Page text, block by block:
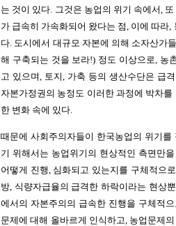
는 것이 있다. 그것은 농업의 위기 속에서,
가 급속히 가속화되어 왔다는 점, 이에 따라
다. 도시에서 대규모 자본에 의해 소자산가
해 구축되는 것을 보라!) 정도 이상으로, 농
고 있으며, 토지, 가축 등의 생산수단은 급
자본가정권의 농정도 이러한 과정에 박차
한 변화 속에 있다.
때문에 사회주의자들이 한국농업의 위기
기 위해서는 농업위기의 현상적인 측면만
어떻게 진행, 심화되고 있는지를 구체적으
방, 식량자급율의 급격한 하락이라는 현상
에서의 자본주의의 급속한 진행을 구체적
문제에 대해 올바르게 인식하고, 농업문제